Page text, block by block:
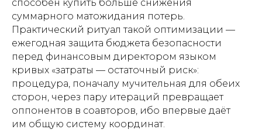
способен купить больше снижения
суммарного матожидания потерь.
Практический ритуал такой оптимизации —
ежегодная защита бюджета безопасности
перед финансовым директором языком
кривых «затраты — остаточный риск»:
процедура, поначалу мучительная для обеих
сторон, через пару итераций превращает
оппонентов в соавторов, ибо впервые даёт
им общую систему координат.